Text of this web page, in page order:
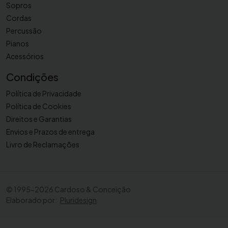
Sopros
Cordas
Percussão
Pianos
Acessórios
Condições
Política de Privacidade
Política de Cookies
Direitos e Garantias
Envios e Prazos de entrega
Livro de Reclamações
© 1995-2026 Cardoso & Conceição
Elaborado por: Pluridesign